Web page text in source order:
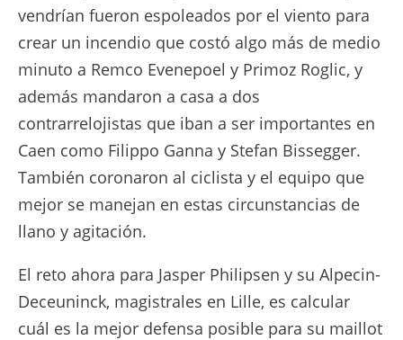
vendrían fueron espoleados por el viento para
crear un incendio que costó algo más de medio
minuto a Remco Evenepoel y Primoz Roglic, y
además mandaron a casa a dos
contrarrelojistas que iban a ser importantes en
Caen como Filippo Ganna y Stefan Bissegger.
También coronaron al ciclista y el equipo que
mejor se manejan en estas circunstancias de
llano y agitación.
El reto ahora para Jasper Philipsen y su Alpecin-
Deceuninck, magistrales en Lille, es calcular
cuál es la mejor defensa posible para su maillot